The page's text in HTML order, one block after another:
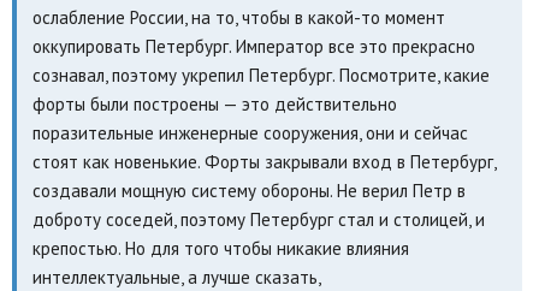
ослабление России, на то, чтобы в какой-то момент
оккупировать Петербург. Император все это прекрасно
сознавал, поэтому укрепил Петербург. Посмотрите, какие
форты были построены — это действительно
поразительные инженерные сооружения, они и сейчас
стоят как новенькие. Форты закрывали вход в Петербург,
создавали мощную систему обороны. Не верил Петр в
доброту соседей, поэтому Петербург стал и столицей, и
крепостью. Но для того чтобы никакие влияния
интеллектуальные, а лучше сказать,